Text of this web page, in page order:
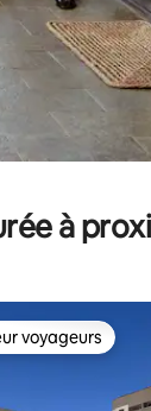
à
voyageurs
voyageurs